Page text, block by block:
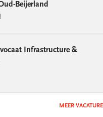
Beijerland
Infrastructure &
MEER